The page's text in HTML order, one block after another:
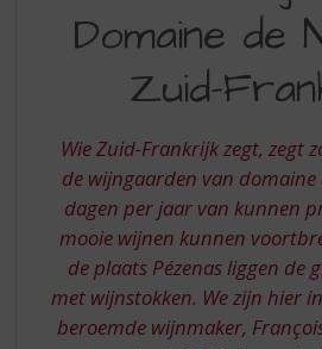
VAN
DOMAINE
NIZAS
UIT
ZUID-
FRANKRIJK
Domaine de
Zuid-
Wie Zuid-Frankrijk zegt, zegt
de wijngaarden van domaine
dagen per jaar van kunnen
mooie wijnen kunnen
de plaats Pézenas liggen de
met wijnstokken. We zijn hier
beroemde wijnmaker,